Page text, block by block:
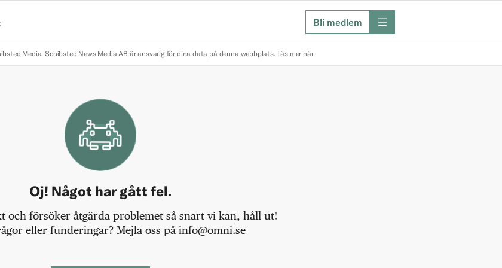
Bli medlem meny
Media. Schibsted News Media AB är ansvarig för dina data på denna webbplats. Läs mer här
Oj! Något har gått fel.
och försöker åtgärda problemet så snart vi kan, håll ut!
eller funderingar? Mejla oss på info@omni.se